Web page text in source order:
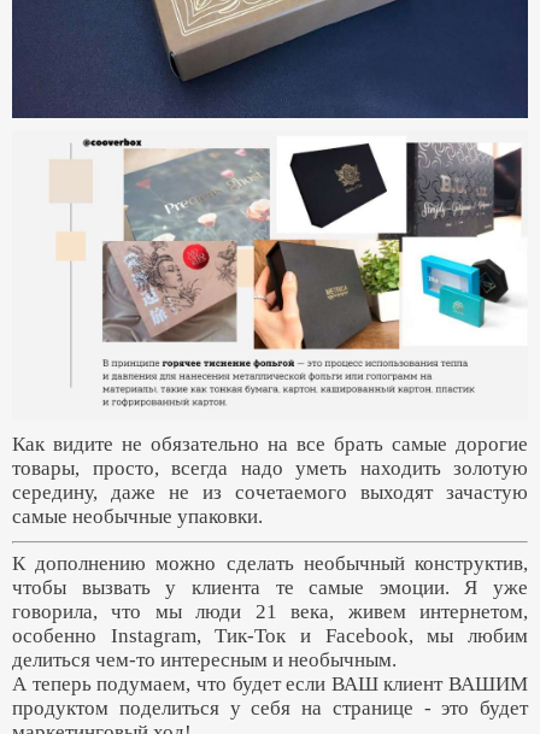
Как видите не обязательно на все брать самые дорогие
товары, просто, всегда надо уметь находить золотую
середину, даже не из сочетаемого выходят зачастую
самые необычные упаковки.
К дополнению можно сделать необычный конструктив,
чтобы вызвать у клиента те самые эмоции. Я уже
говорила, что мы люди 21 века, живем интернетом,
особенно Instagram, Тик-Ток и Facebook, мы любим
делиться чем-то интересным и необычным.
А теперь подумаем, что будет если ВАШ клиент ВАШИМ
продуктом поделиться у себя на странице - это будет